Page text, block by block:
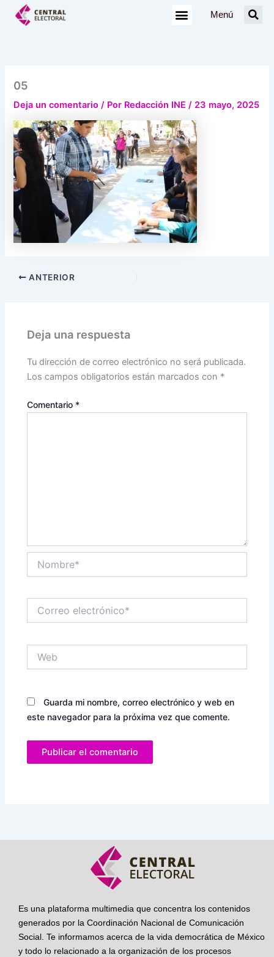
Menú
05
Deja un comentario / Por Redacción INE/ 23 mayo, 2025
ANTERIOR
Deja una respuesta
Tu dirección de correo electrónico no será publicada.
Los campos obligatorios están marcados con *
Comentario *
electrónico*
Guarda mi nombre, correo electrónico y web en
este navegador para la próxima vez que comente.
Es una plataforma multimedia que concentra los contenidos
generados por la Coordinación Nacional de Comunicación
Social. Te informamos acerca de la vida democrática de México
y todo lo relacionado a la organización de los procesos